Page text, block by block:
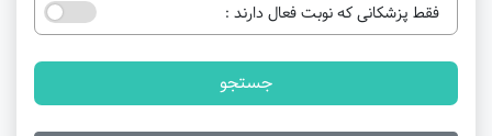
فقط پزشکانی که نوبت فعال دارند :
جستجو